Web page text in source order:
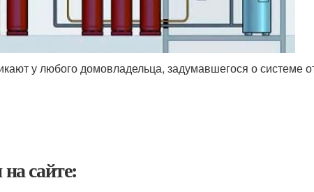
у любого домовладельца, задумавшегося о системе
сайте: